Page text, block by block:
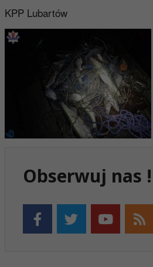
KPP Lubartów
Obserwuj nas !